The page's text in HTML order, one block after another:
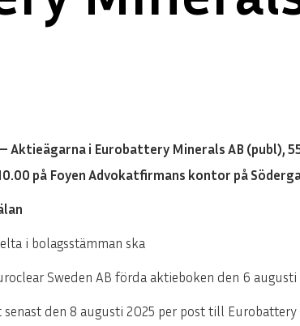
Aktieägarna i Eurobattery Minerals AB
på Foyen Advokatfirmans kontor på
i bolagsstämman ska
Sweden AB förda aktieboken den 6 augusti
den 8 augusti 2025 per post till